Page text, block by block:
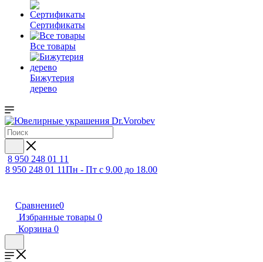
Сертификаты
Все товары
Бижутерия
дерево
8 950 248 01 11
8 950 248 01 11Пн - Пт с 9.00 до 18.00
Сравнение0
Избранные товары 0
Корзина 0